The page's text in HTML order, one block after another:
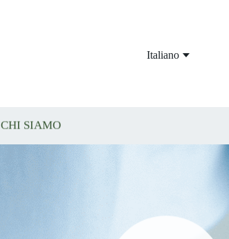
Italiano
CHI SIAMO